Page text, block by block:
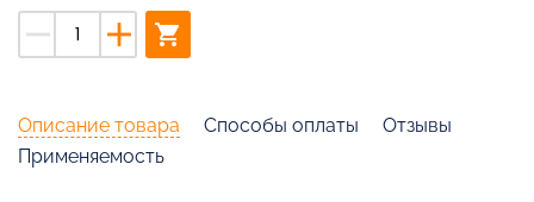
remove add shopping_cart
Описание товара Способы оплаты
Отзывы
Применяемость